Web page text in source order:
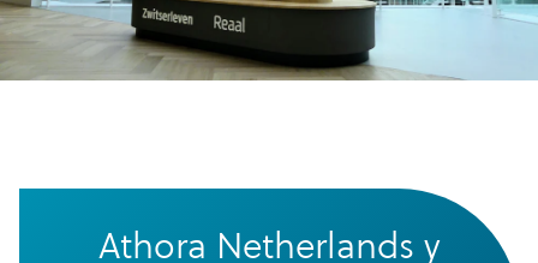
Athora Netherlands y